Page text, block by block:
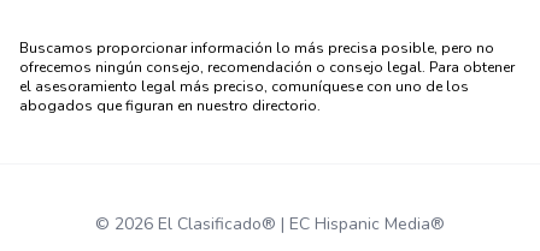
Buscamos proporcionar información lo más precisa posible, pero no
ofrecemos ningún consejo, recomendación o consejo legal. Para obtener
el asesoramiento legal más preciso, comuníquese con uno de los
abogados que figuran en nuestro directorio.
© 2026 El Clasificado® | EC Hispanic Media®